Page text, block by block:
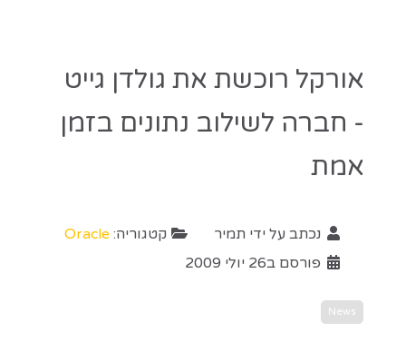
אורקל רוכשת את גולדן גייט
- חברה לשילוב נתונים בזמן
אמת
נכתב על ידי תמיר קטגוריה: Oracle
פורסם ב26 יולי 2009
News